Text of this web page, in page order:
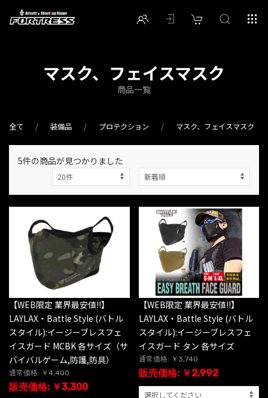
マスク、フェイスマスク
商品一覧
全て 装備品 プロテクション マスク、フェイスマスク
5件の商品が見つかりました
【WEB限定 業界最安値!!】
LAYLAX・Battle Style (バトル
スタイル):イージーブレスフェ
イスガード MCBK 各サイズ（サ
バイバルゲーム,防護,防具）
通常価格: ￥4,400
販売価格: ￥3,300
【WEB限定 業界最安値!!】
LAYLAX・Battle Style (バトル
スタイル):イージーブレスフェ
イスガード タン 各サイズ
通常価格: ￥3,740
販売価格: ￥2,992